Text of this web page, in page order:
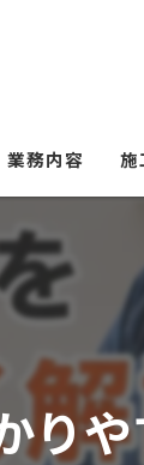
業務内容 施
り